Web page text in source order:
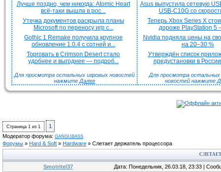
Лучше поздно, чем никогда: Atomic Heart
всё-таки вышла в рос...
Утечка документов раскрыла планы
Microsoft по переносу игр с...
Gothic 1 Remake получила крупное
обновление 1.0.4 с сотней и...
Торговать в Crimson Desert стало
удобнее и выгоднее — подроб...
Для просмотра остальных игровых новостей
нажмите Далее
Asus выпустила сетевую
USB-C10G со
Теперь Xbox Series X
дороже PlayStation 5
Nvidia подняла цены на
на 20–30 %
Утверждён список
предустановки в
Для просмотра остальных
новостей нажмите
Страница 1 из 1
1
Модератор форума: GANGUBASS
Форумы » Hard & Soft » Hardware » Слетает держатель процессора
Smotritel37 Дата: Понедельник, 26.03.18, 23:33 |